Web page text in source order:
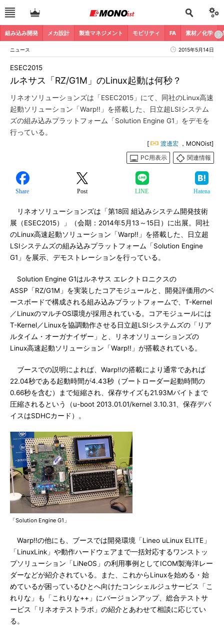
組み込み開発 メカ設計 製造マネジメント モビリティ FA 素材／化学
ニュース 2015年5月14日
ルネサス「RZ/G1M」のLinux起動は何秒？
ESEC2015
リネオソリューションズは「ESEC2015」にて、同社のLinux高速
起動ソリューション「Warp!!」を搭載した、日立超LSIシステム
ズの組み込みプラットフォーム「Solution Engine G1」をデモを
行っている。
[ 渡邊宏 ，MONOist]
PC用表示
関連情報
Share Post LINE Hatena
リネオソリューションズは「第18回 組込みシステム開発技術
展（ESEC2015）」（会期：2014年5月13～15日）に出展。同社
のLinux高速起動ソリューション「Warp!!」を搭載した、日立超
LSIシステムズの組み込みプラットフォーム「Solution Engine
G1」を展示、デモストレーションを行っている。
Solution Engine G1はルネサス エレクトロニクスの
ASSP「RZ/G1M」を実装したコアモジュールと、開発評価用のベ
ースボードで構成される組み込みプラットフォームで、T-Kernel
／LinuxのマルチOS環境が採用されている。コアモジュールには
T-Kernel／Linuxを協調動作させる日立超LSIシステムズの「リア
ルタイム・オーガナイザー」と、リネオソリューションズの
Linux高速起動ソリューション「Warp!!」が搭載されている。
ブースでの説明によれば、Warp!!の搭載により通常であれば
22.04秒である起動時間が4.43秒（ブートローダー起動時間の
0.66秒を含む）まで短縮され、保存サイズも21.93Mバイトまで
圧縮されるという（u-boot 2013.01.01/kernel 3.10.31、保存デバ
イスはSDHCカード）。
「Solution Engine G1」
Warp!!の他にも、ブースでは開発環境「Lineo uLinux ELITE」
「LinuxLink」や動作ハードウェアまで一括対応するワンストッ
プソリューション「LiNeOS」の利用事例としてICOM製海洋レー
ダーなどが紹介されている。また、これからLinuxを始める・始
めているが困っているひとへ向けたコンシェルジュサービス「こ
れりな」も「これりな++」にバージョンアップ、総合テストサ
ービス「リネオテストラボ」の紹介とあわせて相談に応じてい
る。